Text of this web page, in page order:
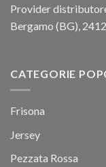
Provider
Bergamo (BG),
CATEGORIE
Frisona
Jersey
Pezzata Rossa